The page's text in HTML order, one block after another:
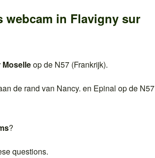
webcam in Flavigny sur
op de N57 (Frankrijk).
de rand van Nancy. en Epinal op de N57
?
questions.